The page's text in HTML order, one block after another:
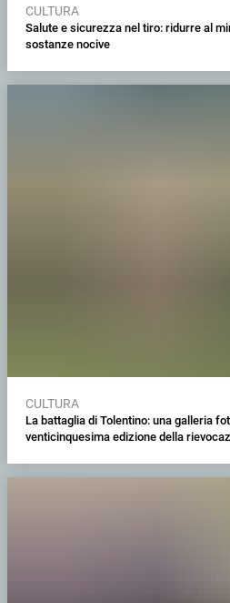
CULTURA
Salute e sicurezza nel tiro: ridurre al
sostanze nocive
CULTURA
La battaglia di Tolentino: una galleria
venticinquesima edizione della